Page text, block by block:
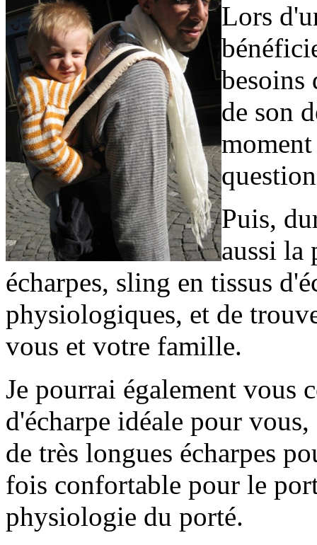
Lors
besoins
de son
Puis,
aussi la
écharpes, sling en tissus
physiologiques, et de
vous et votre famille.
Je pourrai également vous
d'écharpe idéale pour
de très longues écharpes
fois confortable pour le
physiologie du porté.